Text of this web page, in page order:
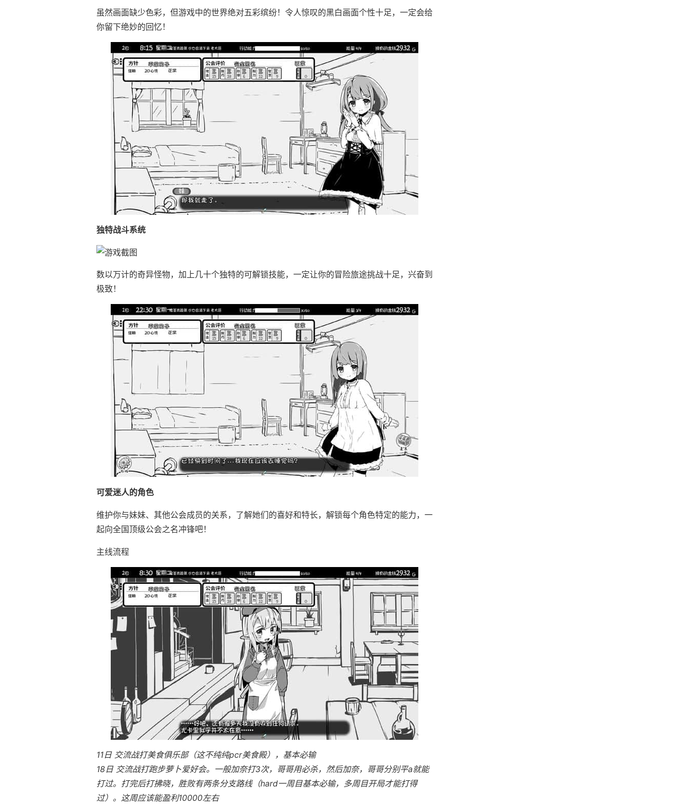
虽然画面缺少色彩，但游戏中的世界绝对五彩缤纷！令人惊叹的黑白画面个性十足，一定会给
你留下绝妙的回忆！
独特战斗系统
数以万计的奇异怪物，加上几十个独特的可解锁技能，一定让你的冒险旅途挑战十足，兴奋到
极致！
可爱迷人的角色
维护你与妹妹、其他公会成员的关系，了解她们的喜好和特长，解锁每个角色特定的能力，一
起向全国顶级公会之名冲锋吧！
主线流程
11日 交流战打美食俱乐部（这不纯纯pcr美食殿），基本必输
18日 交流战打跑步萝卜爱好会。一般加奈打3次，哥哥用必杀，然后加奈，哥哥分别平a就能
打过。打完后打拂晓，胜败有两条分支路线（hard一周目基本必输，多周目开局才能打得
过）。这周应该能盈利10000左右